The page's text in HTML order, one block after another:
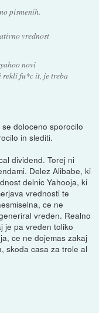
pismenih.
vrednost
novi
rekli fu*c it, je treba
doloceno sporocilo
in slediti.
dividend. Torej ni
Delez Alibabe, ki
delnic Yahooja, ki
vrednosti te
ce ne
vreden. Realno
je pa vreden toliko
ce ne dojemas zakaj
skoda casa za trole al